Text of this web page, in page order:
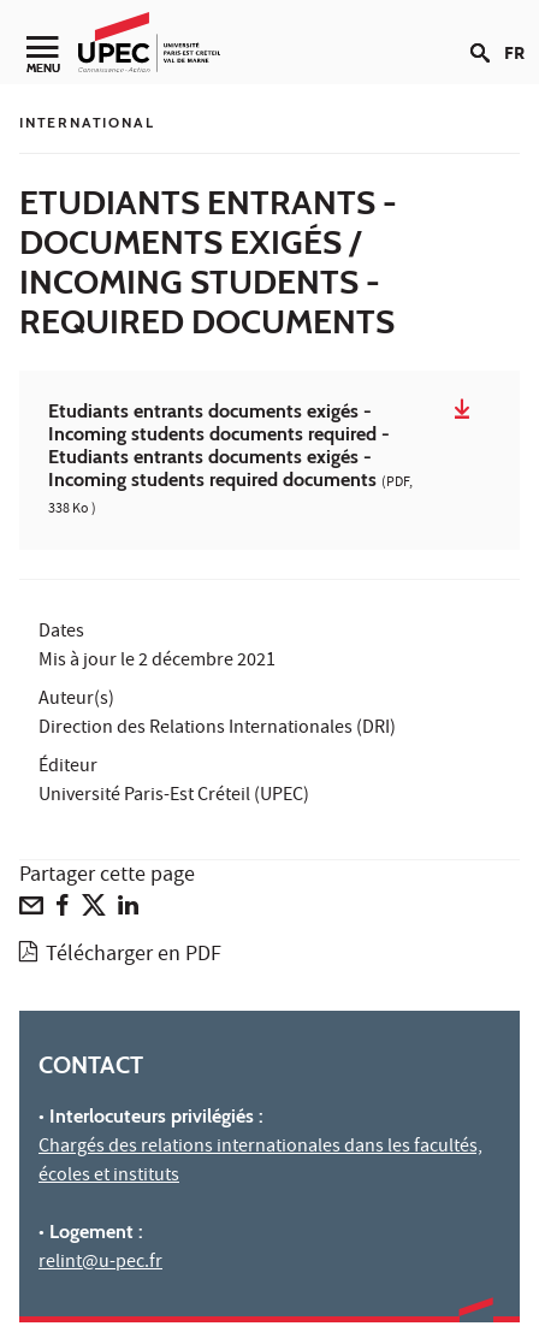
Aller au contenu
Navigation secondaire
MENU FR
INTERNATIONAL
ETUDIANTS ENTRANTS -
DOCUMENTS EXIGÉS /
INCOMING STUDENTS -
REQUIRED DOCUMENTS
Etudiants entrants documents exigés -
Incoming students documents required -
Etudiants entrants documents exigés -
Incoming students required documents (PDF,
338 Ko )
Dates
Mis à jour le2 décembre 2021
Auteur(s)
Direction des Relations Internationales (DRI)
Éditeur
Université Paris-Est Créteil (UPEC)
Partager cette page
Télécharger en PDF
CONTACT
• Interlocuteurs privilégiés :
Chargés des relations internationales dans les facultés,
écoles et instituts
• Logement :
relint@u-pec.fr